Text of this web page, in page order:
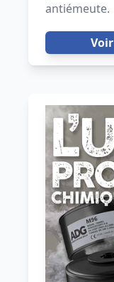
antiémeute.
Voir